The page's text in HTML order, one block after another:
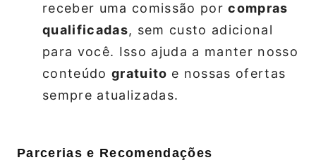
receber uma comissão porcompras
qualificadas, sem custo adicional
para você. Isso ajuda a manter nosso
conteúdo gratuito e nossas ofertas
sempre atualizadas.
Parcerias e Recomendações